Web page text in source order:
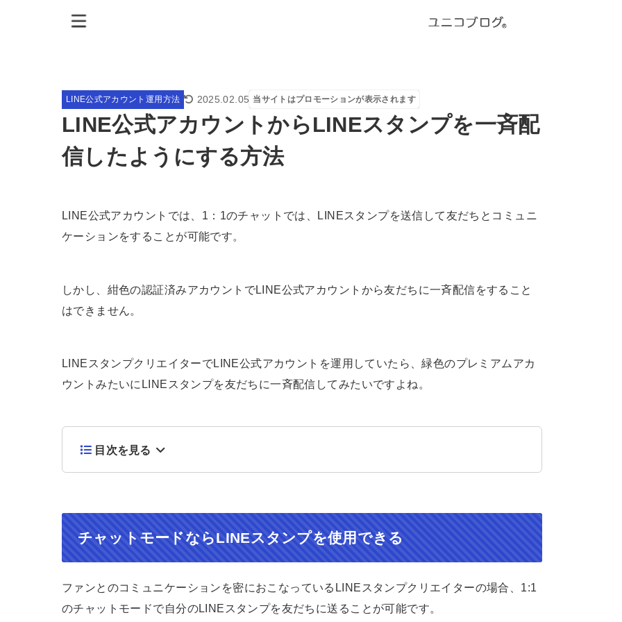
LINE公式アカウント運用方法 2025.02.05 当サイトはプロモーションが表示されます
LINE公式アカウントからLINEスタンプを一斉配
信したようにする方法
LINE公式アカウントでは、1：1のチャットでは、LINEスタンプを送信して友だちとコミュニ
ケーションをすることが可能です。
しかし、紺色の認証済みアカウントでLINE公式アカウントから友だちに一斉配信をすること
はできません。
LINEスタンプクリエイターでLINE公式アカウントを運用していたら、緑色のプレミアムアカ
ウントみたいにLINEスタンプを友だちに一斉配信してみたいですよね。
目次を見る
チャットモードならLINEスタンプを使用できる
ファンとのコミュニケーションを密におこなっているLINEスタンプクリエイターの場合、1:1
のチャットモードで自分のLINEスタンプを友だちに送ることが可能です。